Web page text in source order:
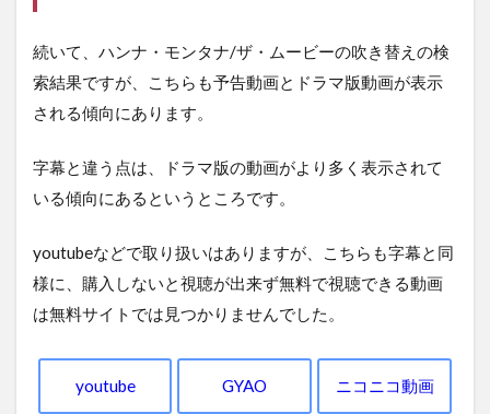
続いて、ハンナ・モンタナ/ザ・ムービーの吹き替えの検
索結果ですが、こちらも予告動画とドラマ版動画が表示
される傾向にあります。
字幕と違う点は、ドラマ版の動画がより多く表示されて
いる傾向にあるというところです。
youtubeなどで取り扱いはありますが、こちらも字幕と同
様に、購入しないと視聴が出来ず無料で視聴できる動画
は無料サイトでは見つかりませんでした。
youtube GYAO ニコニコ動画